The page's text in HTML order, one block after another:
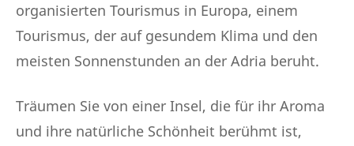
organisierten Tourismus in Europa, einem
Tourismus, der auf gesundem Klima und den
meisten Sonnenstunden an der Adria beruht.
Träumen Sie von einer Insel, die für ihr Aroma
und ihre natürliche Schönheit berühmt ist,